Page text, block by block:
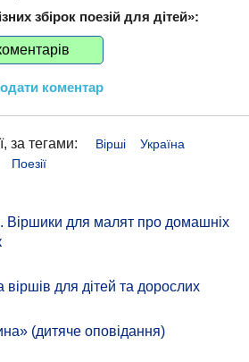
збірок поезій для дітей»:
коментар
за тегами: Вірші
Україна
Поезії
Віршики для малят про домашніх
віршів для дітей та дорослих
(дитяче оповідання)